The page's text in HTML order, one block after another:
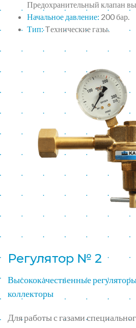
Предохранительный клапан
Начальное давление: 200 бар.
Тип:Tехнические газы.
Регулятор № 2
Высококачественные
коллекторы
Для работы с газами